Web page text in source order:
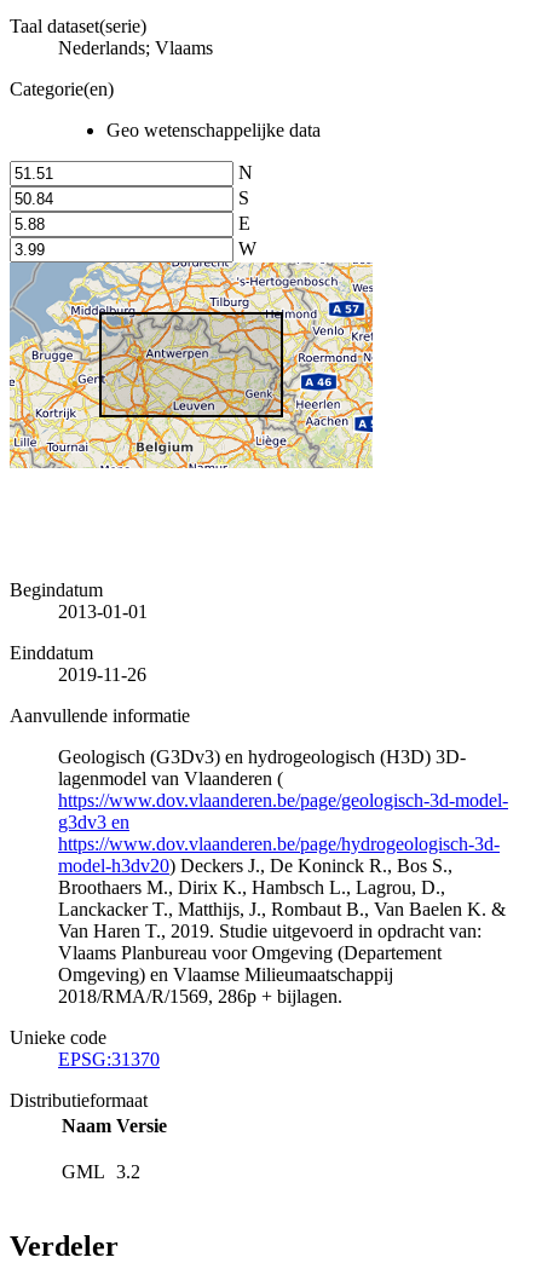
Taal dataset(serie)
Nederlands; Vlaams
Categorie(en)
Geo wetenschappelijke data
N
S
E
W
Begindatum
2013-01-01
Einddatum
2019-11-26
Aanvullende informatie
Geologisch (G3Dv3) en hydrogeologisch (H3D) 3D-
lagenmodel van Vlaanderen (
https://www.dov.vlaanderen.be/page/geologisch-3d-model-
g3dv3 en
https://www.dov.vlaanderen.be/page/hydrogeologisch-3d-
model-h3dv20) Deckers J., De Koninck R., Bos S.,
Broothaers M., Dirix K., Hambsch L., Lagrou, D.,
Lanckacker T., Matthijs, J., Rombaut B., Van Baelen K. &
Van Haren T., 2019. Studie uitgevoerd in opdracht van:
Vlaams Planbureau voor Omgeving (Departement
Omgeving) en Vlaamse Milieumaatschappij
2018/RMA/R/1569, 286p + bijlagen.
Unieke code
EPSG:31370
Distributieformaat
Naam Versie
GML 3.2
Verdeler